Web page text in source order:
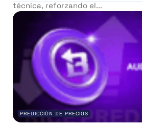
técnica, reforzando el...
PREDICCIÓN DE PRECIOS